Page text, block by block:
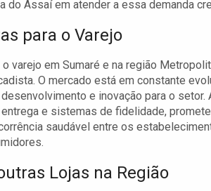
do Assaí em atender a essa demanda
para o Varejo
varejo em Sumaré e na região
O mercado está em constante
e inovação para o
e sistemas de fidelidade,
saudável entre os
Lojas na Região